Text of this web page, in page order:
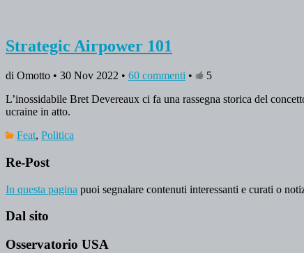
Strategic Airpower 101
di Omotto • 30 Nov 2022 • 60 commenti •
5
L’inossidabile Bret Devereaux ci fa una rassegna storica del
ucraine in atto.
Feat, Politica
Re-Post
In questa pagina puoi segnalare contenuti interessanti e curati o
Dal sito
Osservatorio USA